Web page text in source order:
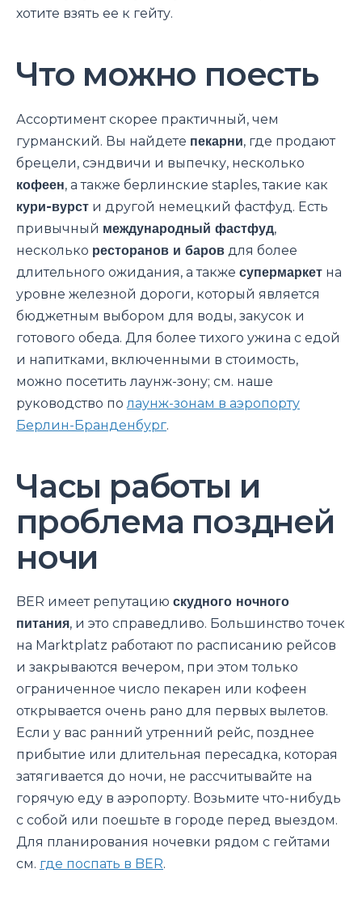
хотите взять ее к гейту.
Что можно поесть
Ассортимент скорее практичный, чем
гурманский. Вы найдете пекарни, где продают
брецели, сэндвичи и выпечку, несколько
кофеен, а также берлинские staples, такие как
кури-вурст и другой немецкий фастфуд. Есть
привычный международный фастфуд,
несколько ресторанов и баров для более
длительного ожидания, а также супермаркет на
уровне железной дороги, который является
бюджетным выбором для воды, закусок и
готового обеда. Для более тихого ужина с едой
и напитками, включенными в стоимость,
можно посетить лаунж-зону; см. наше
руководство по лаунж-зонам в аэропорту
Берлин-Бранденбург.
Часы работы и
проблема поздней
ночи
BER имеет репутацию скудного ночного
питания, и это справедливо. Большинство точек
на Marktplatz работают по расписанию рейсов
и закрываются вечером, при этом только
ограниченное число пекарен или кофеен
открывается очень рано для первых вылетов.
Если у вас ранний утренний рейс, позднее
прибытие или длительная пересадка, которая
затягивается до ночи, не рассчитывайте на
горячую еду в аэропорту. Возьмите что-нибудь
с собой или поешьте в городе перед выездом.
Для планирования ночевки рядом с гейтами
см. где поспать в BER.